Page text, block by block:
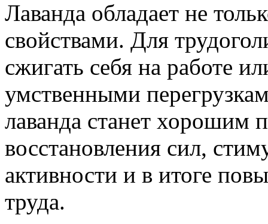
Лаванда обладает не
свойствами. Для
сжигать себя на работе
умственными
лаванда станет хорошим
восстановления сил,
активности и в итоге
труда.